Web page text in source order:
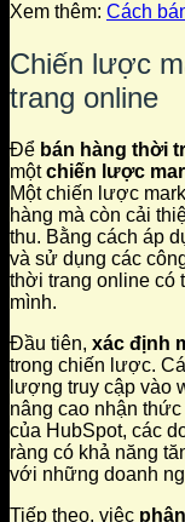
Xem thêm: Cách
Chiến lược
trang online
Để bán hàng thời
mộtchiến lược
Một chiến lược
hàng mà còn cải
thu. Bằng cách áp
và sử dụng các
thời trang online có
mình.
Đầu tiên, xác định
trong chiến lược.
lượng truy cập vào
nâng cao nhận
của HubSpot, các
ràng có khả năng
với những doanh
Tiếp theo, việc